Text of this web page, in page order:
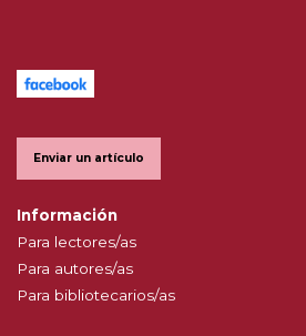
Enviar un artículo
Información
Para lectores/as
Para autores/as
Para bibliotecarios/as